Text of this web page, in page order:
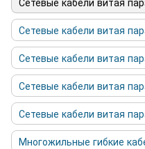
Сетевые кабели витая
Сетевые кабели витая
Сетевые кабели витая
Сетевые кабели витая
Многожильные гибкие